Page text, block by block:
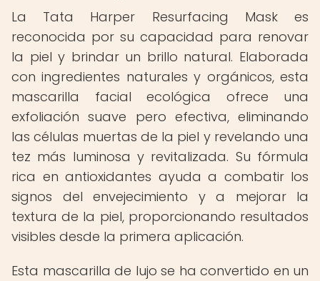
La Tata Harper Resurfacing Mask es
reconocida por su capacidad para renovar
la piel y brindar un brillo natural. Elaborada
con ingredientes naturales y orgánicos, esta
mascarilla facial ecológica ofrece una
exfoliación suave pero efectiva, eliminando
las células muertas de la piel y revelando una
tez más luminosa y revitalizada. Su fórmula
rica en antioxidantes ayuda a combatir los
signos del envejecimiento y a mejorar la
textura de la piel, proporcionando resultados
visibles desde la primera aplicación.
Esta mascarilla de lujo se ha convertido en un